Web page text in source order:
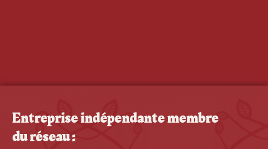
Entreprise indépendante membre
du réseau :